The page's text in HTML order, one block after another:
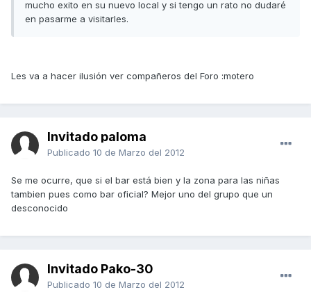
mucho exito en su nuevo local y si tengo un rato no dudaré
en pasarme a visitarles.
Les va a hacer ilusión ver compañeros del Foro :motero
Invitado paloma
Publicado 10 de Marzo del 2012
Se me ocurre, que si el bar está bien y la zona para las niñas
tambien pues como bar oficial? Mejor uno del grupo que un
desconocido
Invitado Pako-30
Publicado 10 de Marzo del 2012